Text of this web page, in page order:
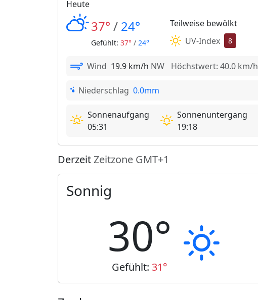
Heute
37° / 24°
Gefühlt: 37° / 24°
Teilweise bewölkt
UV-Index
8
Wind 19.9 km/h NW Höchstwert: 40.0 km/h
Niederschlag 0.0mm
Sonnenaufgang
05:31
Sonnenuntergang
19:18
DerzeitZeitzone GMT+1
Sonnig
30°
Gefühlt: 31°